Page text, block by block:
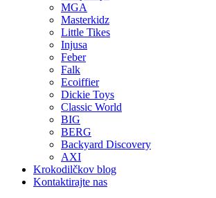
MGA
Masterkidz
Little Tikes
Injusa
Feber
Falk
Ecoiffier
Dickie Toys
Classic World
BIG
BERG
Backyard Discovery
AXI
Krokodilčkov blog
Kontaktirajte nas